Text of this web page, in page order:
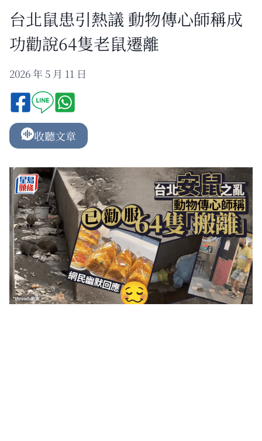
台北鼠患引熱議 動物傳心師稱成
功勸說64隻老鼠遷離
2026 年 5 月 11 日
收聽文章